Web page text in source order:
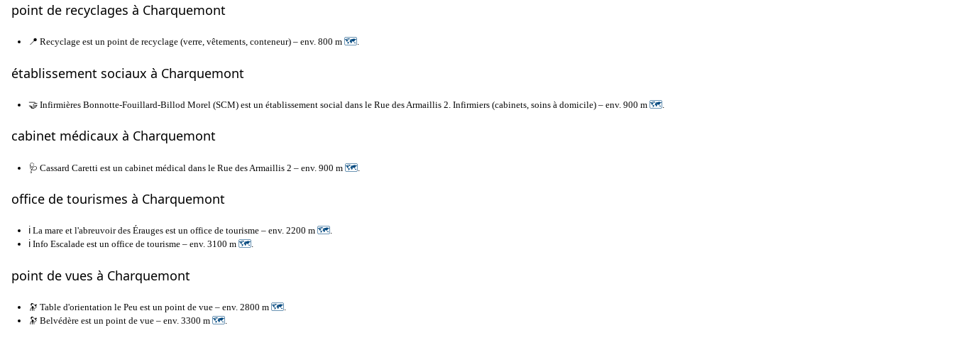
point de recyclages à Charquemont
📍 Recyclage est un point de recyclage (verre, vêtements, conteneur) – env. 800 m 🗺.
établissement sociaux à Charquemont
🤝 Infirmières Bonnotte-Fouillard-Billod Morel (SCM) est un établissement social dans le Rue des Armaillis 2. Infirmiers (cabinets, soins à domicile) – env. 900 m 🗺
cabinet médicaux à Charquemont
🩺 Cassard Caretti est un cabinet médical dans le Rue des Armaillis 2 – env. 900 m 🗺
office de tourismes à Charquemont
ℹ️ La mare et l'abreuvoir des Érauges est un office de tourisme – env. 2200 m 🗺.
ℹ️ Info Escalade est un office de tourisme – env. 3100 m 🗺.
point de vues à Charquemont
🔭 Table d'orientation le Peu est un point de vue – env. 2800 m 🗺
🔭 Belvédère est un point de vue – env. 3300 m 🗺